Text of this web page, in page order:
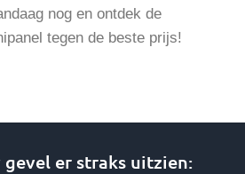
nog en ontdek de
tegen de beste prijs!
er straks uitzien: